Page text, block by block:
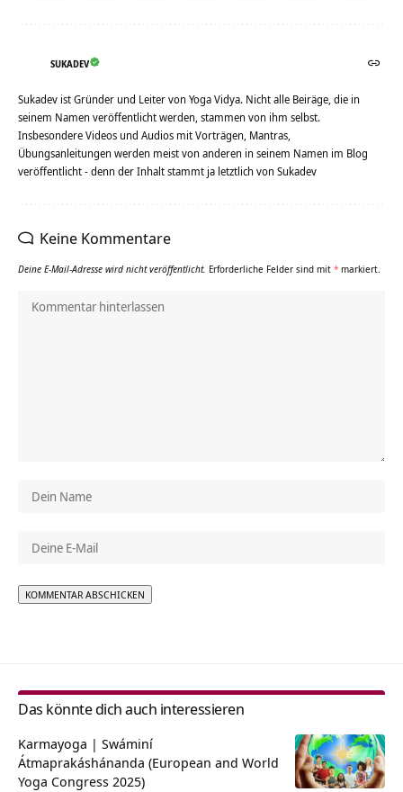
SUKADEV
Sukadev ist Gründer und Leiter von Yoga Vidya. Nicht alle Beiräge, die in
seinem Namen veröffentlicht werden, stammen von ihm selbst.
Insbesondere Videos und Audios mit Vorträgen, Mantras,
Übungsanleitungen werden meist von anderen in seinem Namen im Blog
veröffentlicht - denn der Inhalt stammt ja letztlich von Sukadev
Keine Kommentare
Deine E-Mail-Adresse wird nicht veröffentlicht. Erforderliche Felder sind mit * markiert.
Das könnte dich auch interessieren
Karmayoga | Swáminí
Átmaprakáshánanda (European and World
Yoga Congress 2025)